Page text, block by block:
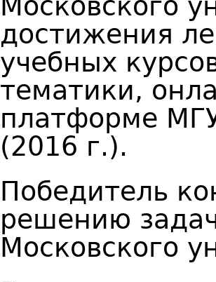
достижения
учебных
тематики,
платформе
(2016 г.).
Победитель
решению
Московского